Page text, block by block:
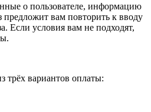
о пользователе, информацию
предложит вам повторить к вводу
Если условия вам не подходят,
трёх вариантов оплаты: